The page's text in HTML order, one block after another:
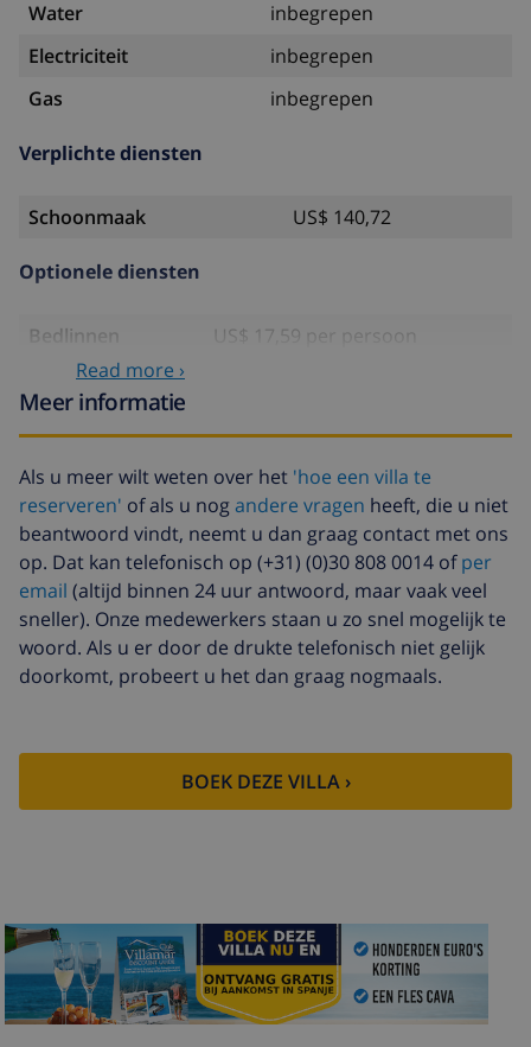
Water
inbegrepen
Electriciteit
inbegrepen
Gas
inbegrepen
Verplichte diensten
Schoonmaak US$ 140,72
Optionele diensten
Bedlinnen
US$ 17,59 per persoon
Handdoeken
Huisdieren
US$ 10,05 per dag
Extra beddengoed
US$ 17,59 per persoon
Extra handdoeken
US$ 8,80 per persoon
Late checkout
US$ 113,75
Extra
schoonmaak
gebaseerd op energie verbruik
(US$ 52,77/HOUR)
Read more ›
Meer informatie
Als u meer wilt weten over het 'hoe een villa te
reserveren' of als u nogandere vragen heeft, die u niet
beantwoord vindt, neemt u dan graag contact met ons
op. Dat kan telefonisch op (+31) (0)30 808 0014 ofper
email (altijd binnen 24 uur antwoord, maar vaak veel
sneller). Onze medewerkers staan u zo snel mogelijk te
woord. Als u er door de drukte telefonisch niet gelijk
doorkomt, probeert u het dan graag nogmaals.
BOEK DEZE VILLA ›